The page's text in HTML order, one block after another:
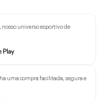
, nosso universo esportivo de
uma compra facilitada, segura e